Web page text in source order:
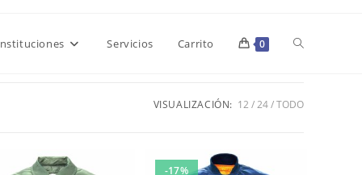
Servicios Carrito 0 Alternar
búsqueda
VISUALIZACIÓN: 12 24 TODO
-17%